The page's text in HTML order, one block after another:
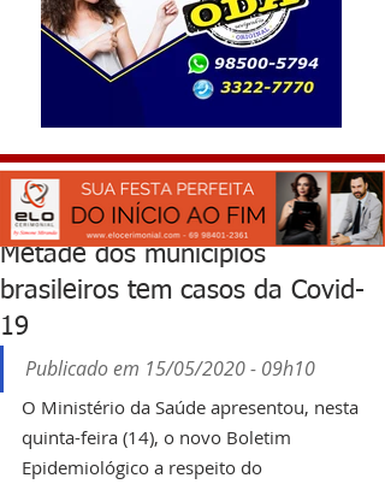
Metade dos municípios
brasileiros tem casos da Covid-
19
Publicado em 15/05/2020 - 09h10
O Ministério da Saúde apresentou, nesta
quinta-feira (14), o novo Boletim
Epidemiológico a respeito do